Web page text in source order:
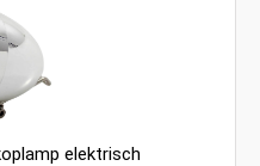
elektrisch